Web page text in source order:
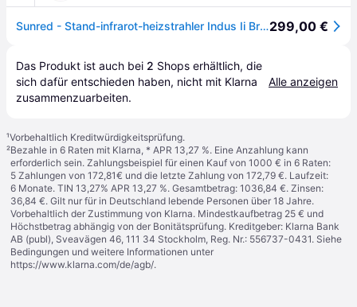
Sunred - Stand-infrarot-heizstrahler Indus Ii Bright Standing Black 2100 Watt Schwarz299,00 €
Das Produkt ist auch bei 2 Shops erhältlich, die
sich dafür entschieden haben, nicht mit Klarna
zusammenzuarbeiten.
Alle anzeigen
¹Vorbehaltlich Kreditwürdigkeitsprüfung.
²Bezahle in 6 Raten mit Klarna, * APR 13,27 %. Eine Anzahlung kann
erforderlich sein. Zahlungsbeispiel für einen Kauf von 1000 € in 6 Raten:
5 Zahlungen von 172,81€ und die letzte Zahlung von 172,79 €. Laufzeit:
6 Monate. TIN 13,27% APR 13,27 %. Gesamtbetrag: 1036,84 €. Zinsen:
36,84 €. Gilt nur für in Deutschland lebende Personen über 18 Jahre.
Vorbehaltlich der Zustimmung von Klarna. Mindestkaufbetrag 25 € und
Höchstbetrag abhängig von der Bonitätsprüfung. Kreditgeber: Klarna Bank
AB (publ), Sveavägen 46, 111 34 Stockholm, Reg. Nr.: 556737-0431. Siehe
Bedingungen und weitere Informationen unter
https://www.klarna.com/de/agb/.